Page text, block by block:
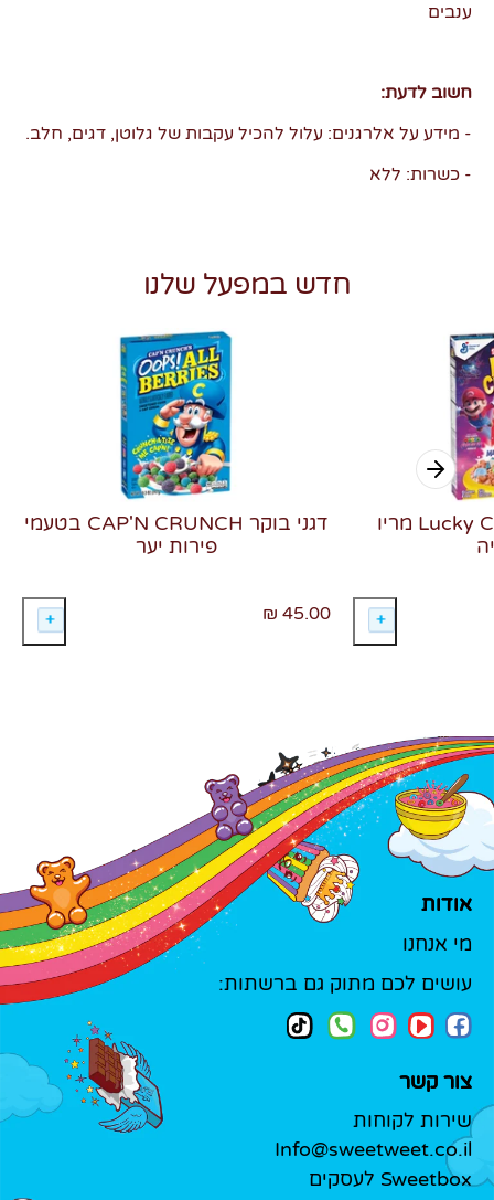
ענבים
חשוב לדעת:
- מידע על אלרגנים: עלול להכיל עקבות של גלוטן, דגים, חלב.
- כשרות: ללא
חדש במפעל שלנו
דגני בוקר CAP'N CRUNCH בטעמי
פירות יער
45.00 ₪
דגני בוקר Lucky Charms מריו
אודות
מי אנחנו
עושים לכם מתוק גם ברשתות:
צור קשר
שירות לקוחות
Info@sweetweet.co.il
Sweetbox לעסקים